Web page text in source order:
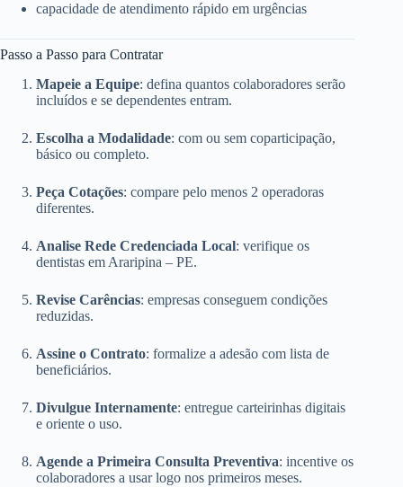
capacidade de atendimento rápido em urgências
Passo a Passo para Contratar
Mapeie a Equipe: defina quantos colaboradores serão
incluídos e se dependentes entram.
Escolha a Modalidade: com ou sem coparticipação,
básico ou completo.
Peça Cotações: compare pelo menos 2 operadoras
diferentes.
Analise Rede Credenciada Local: verifique os
dentistas em Araripina – PE.
Revise Carências: empresas conseguem condições
reduzidas.
Assine o Contrato: formalize a adesão com lista de
beneficiários.
Divulgue Internamente: entregue carteirinhas digitais
e oriente o uso.
Agende a Primeira Consulta Preventiva: incentive os
colaboradores a usar logo nos primeiros meses.